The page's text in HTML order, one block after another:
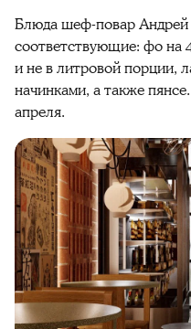
Блюда шеф-повар Андрей
соответствующие: фо на
и не в литровой порции,
начинками, а также
апреля.